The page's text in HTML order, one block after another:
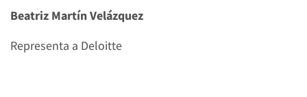
Beatriz Martín Velázquez
Representa a Deloitte